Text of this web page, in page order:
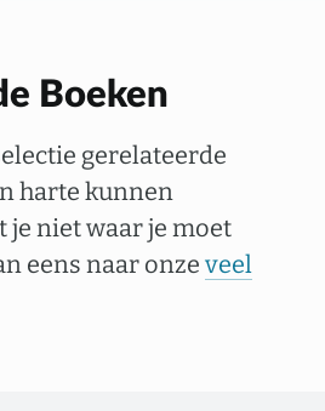
Boeken
gerelateerde
harte kunnen
je niet waar je moet
eens naar onze veel